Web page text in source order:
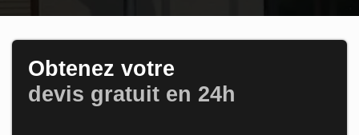
Obtenez votre
devis gratuit en 24h